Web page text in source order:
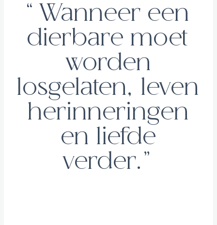
“Wanneer een
dierbare moet
worden
losgelaten, leven
herinneringen
en liefde
verder.”